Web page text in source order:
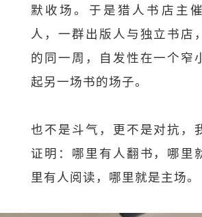
默收场。于是猎人书店主
人，一群出版人与独立书店
的同一周，自发性在一个窄
起另一场书的场子。
也不是斗气，更不是对抗，
证明：哪里有人翻书，哪里
里有人阅读，哪里就是主场。